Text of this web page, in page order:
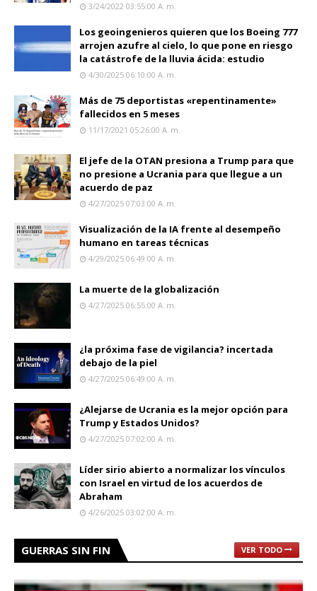
3/24/2022 03:55:00 A. M.
Los geoingenieros quieren que los Boeing 777
arrojen azufre al cielo, lo que pone en riesgo
la catástrofe de la lluvia ácida: estudio
4/30/2025 06:10:00 A. M.
Más de 75 deportistas «repentinamente»
fallecidos en 5 meses
11/17/2021 05:26:00 A. M.
El jefe de la OTAN presiona a Trump para que
no presione a Ucrania para que llegue a un
acuerdo de paz
4/27/2025 07:03:00 A. M.
Visualización de la IA frente al desempeño
humano en tareas técnicas
4/29/2025 06:49:00 A. M.
La muerte de la globalización
4/27/2025 06:55:00 A. M.
¿la próxima fase de vigilancia? incertada
debajo de la piel
4/27/2025 06:49:00 A. M.
¿Alejarse de Ucrania es la mejor opción para
Trump y Estados Unidos?
4/27/2025 07:02:00 A. M.
Líder sirio abierto a normalizar los vínculos
con Israel en virtud de los acuerdos de
Abraham
4/26/2025 03:02:00 A. M.
GUERRAS SIN FIN VER TODO